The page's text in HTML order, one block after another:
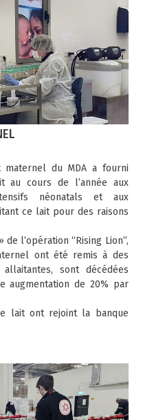
maternel du MDA a fourni
cours de l’année aux
néonatals et aux
ce lait pour des raisons
l’opération “Rising Lion”,
ont été remis à des
sont décédées
augmentation de 20% par
lait ont rejoint la banque